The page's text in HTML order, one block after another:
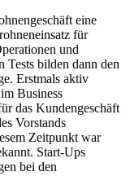
eine
für
und
Tests bilden dann den
Erstmals aktiv
Business
das Kundengeschäft
Vorstands
Zeitpunkt war
Start-Ups
bei den